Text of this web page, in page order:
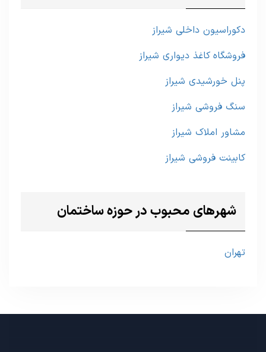
دکوراسیون داخلی شیراز
فروشگاه کاغذ دیواری شیراز
پنل خورشیدی شیراز
سنگ فروشی شیراز
مشاور املاک شیراز
کابینت فروشی شیراز
شهرهای محبوب در حوزه ساختمان
تهران